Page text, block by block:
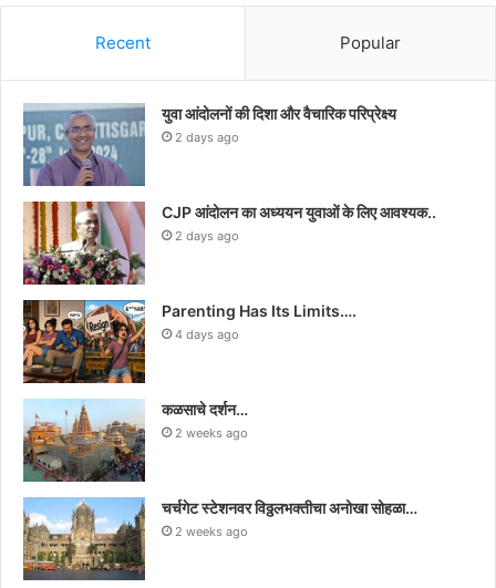
Recent Popular
युवा आंदोलनों की दिशा और वैचारिक परिप्रेक्ष्य
2 days ago
CJP आंदोलन का अध्ययन युवाओं के लिए आवश्यक..
2 days ago
Parenting Has Its Limits….
4 days ago
कळसाचे दर्शन…
2 weeks ago
चर्चगेट स्टेशनवर विठ्ठलभक्तीचा अनोखा सोहळा…
2 weeks ago